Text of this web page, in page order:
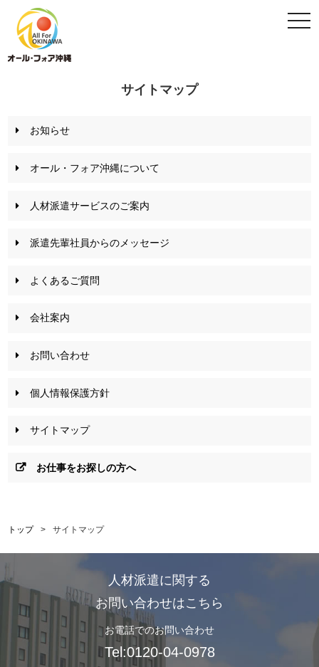
サイトマップ
お知らせ
オール・フォア沖縄について
人材派遣サービスのご案内
派遣先輩社員からのメッセージ
よくあるご質問
会社案内
お問い合わせ
個人情報保護方針
サイトマップ
お仕事をお探しの方へ
トップ > サイトマップ
人材派遣に関する
お問い合わせはこちら
お電話でのお問い合わせ
Tel:0120-04-0978